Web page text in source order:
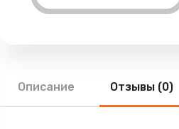
Описание Отзывы (0)